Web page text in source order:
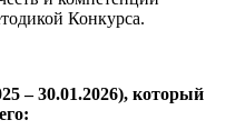
Конкурса.
– 30.01.2026), который